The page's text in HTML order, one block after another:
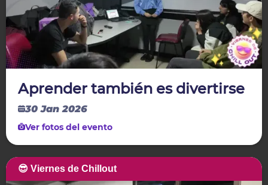
Aprender también es divertirse
30 Jan 2026
Ver fotos del evento
😎 Viernes de Chillout